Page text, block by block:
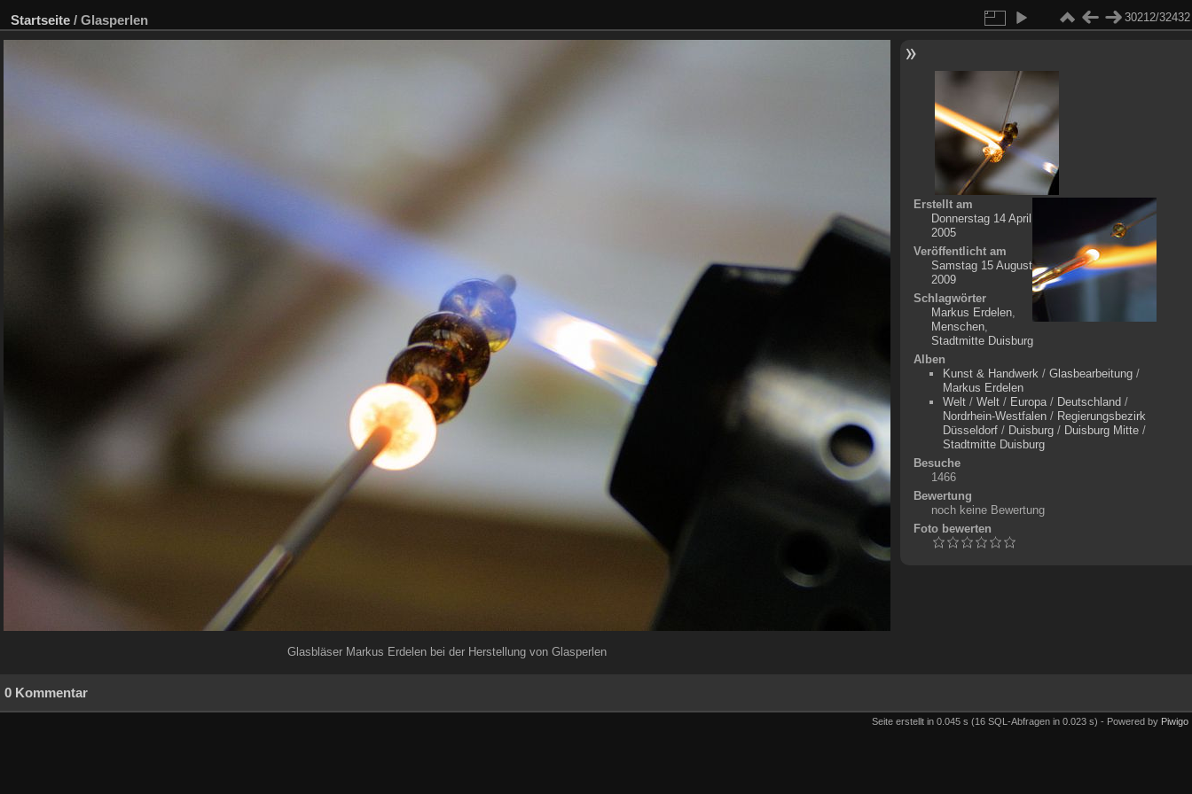
Startseite / Glasperlen 30212/32432
Glasbläser Markus Erdelen bei der Herstellung von Glasperlen
Erstellt am
Donnerstag 14 April
2005
Veröffentlicht am
Samstag 15 August
2009
Schlagwörter
Markus Erdelen,
Menschen,
Stadtmitte Duisburg
Alben
Kunst & Handwerk/ Glasbearbeitung/
Markus Erdelen
Welt/ Welt/ Europa/ Deutschland /
Nordrhein-Westfalen/ Regierungsbezirk
Düsseldorf/ Duisburg/ Duisburg Mitte/
Stadtmitte Duisburg
Besuche
1466
Bewertung
noch keine Bewertung
Foto bewerten
0 Kommentar
Seite erstellt in 0.045 s (16 SQL-Abfragen in 0.023 s) - Powered by Piwigo